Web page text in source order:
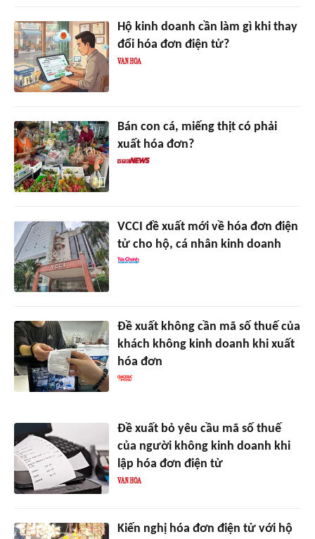
Hộ kinh doanh cần làm gì khi thay
đổi hóa đơn điện tử?
Bán con cá, miếng thịt có phải
xuất hóa đơn?
VCCI đề xuất mới về hóa đơn điện
tử cho hộ, cá nhân kinh doanh
Đề xuất không cần mã số thuế của
khách không kinh doanh khi xuất
hóa đơn
Đề xuất bỏ yêu cầu mã số thuế
của người không kinh doanh khi
lập hóa đơn điện tử
Kiến nghị hóa đơn điện tử với hộ